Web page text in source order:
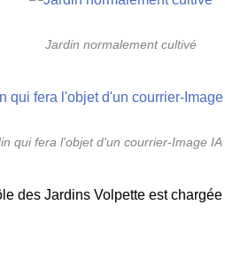
Jardin normalement cultivé
qui fera l'objet d'un courrier-Image IA
des Jardins Volpette est